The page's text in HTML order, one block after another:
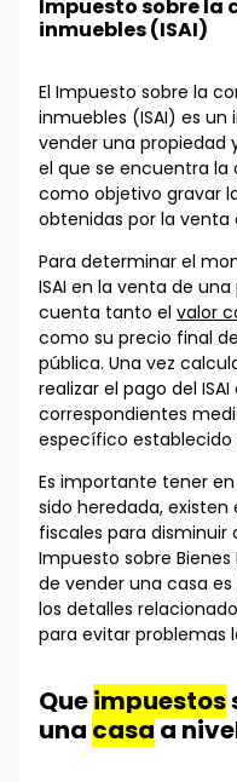
Impuesto sobre la
inmuebles (ISAI)
El Impuesto sobre la
inmuebles (ISAI) es
vender una propiedad
el que se encuentra la
como objetivo gravar
obtenidas por la venta
Para determinar el
ISAI en la venta de
cuenta tanto el valor
como su precio final
pública. Una vez
realizar el pago del
correspondientes
específico establecido
Es importante tener
sido heredada,
fiscales para disminuir
Impuesto sobre
de vender una casa
los detalles
para evitar problemas
Queimpuestos
una casa a